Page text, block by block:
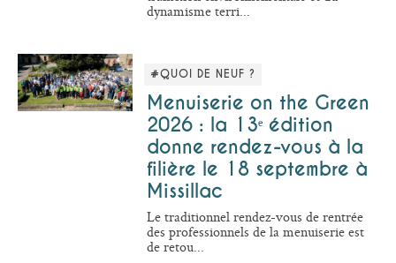
dynamisme terri...
#QUOI DE NEUF ?
Menuiserie on the Green
2026 : la 13ᵉ édition
donne rendez-vous à la
filière le 18 septembre à
Missillac
Le traditionnel rendez-vous de rentrée
des professionnels de la menuiserie est
de retou...